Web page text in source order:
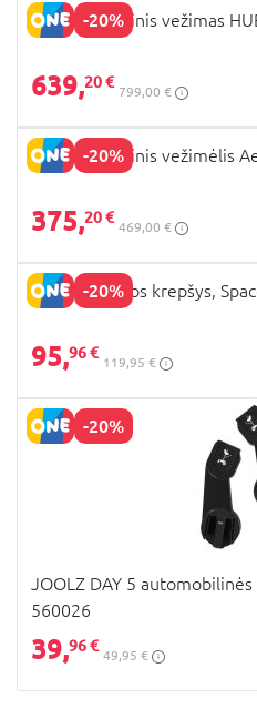
-20%
JOOLZ sportinis vežimas
639,20 €
799,00 €
-20%
JOOLZ sportinis vežimėlis
375,20 €
469,00 €
-20%
JOOLZ mamos krepšys,
95,96 €
119,95 €
-20%
JOOLZ DAY 5
560026
39,96 €
49,95 €